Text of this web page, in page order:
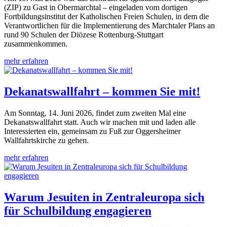
(ZIP) zu Gast in Obermarchtal – eingeladen vom dortigen
Fortbildungsinstitut der Katholischen Freien Schulen, in dem die
Verantwortlichen für die Implementierung des Marchtaler Plans an
rund 90 Schulen der Diözese Rottenburg-Stuttgart
zusammenkommen.
mehr erfahren
Dekanatswallfahrt – kommen Sie mit!
Am Sonntag, 14. Juni 2026, findet zum zweiten Mal eine
Dekanatswallfahrt statt. Auch wir machen mit und laden alle
Interessierten ein, gemeinsam zu Fuß zur Oggersheimer
Wallfahrtskirche zu gehen.
mehr erfahren
Warum Jesuiten in Zentraleuropa sich
für Schulbildung engagieren